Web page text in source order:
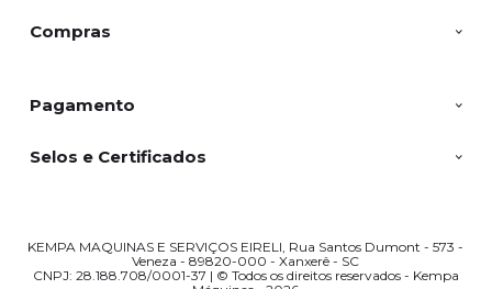
Compras
Pagamento
Selos e Certificados
KEMPA MAQUINAS E SERVIÇOS EIRELI, Rua Santos Dumont - 573 -
Veneza - 89820-000 - Xanxerê - SC
CNPJ: 28.188.708/0001-37 | © Todos os direitos reservados - Kempa